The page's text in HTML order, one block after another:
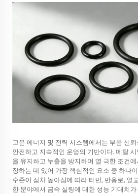
고온 에너지 및 전력 시스템에서는 부품 신
안전하고 지속적인 운영의 기반이다. 메탈 시
을 유지하고 누출을 방지하며 열 극한 조건
장하는 데 있어 가장 핵심적인 요소 중 하나
수준이 점차 높아짐에 따라 터빈, 반응로, 열
한 분야에서 금속 실링에 대한 성능 기대치